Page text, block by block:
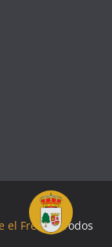
el Fresno. Todos